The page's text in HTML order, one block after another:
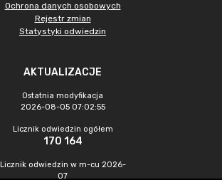
Ochrona danych osobowych
Rejestr zmian
Statystyki odwiedzin
AKTUALIZACJE
Ostatnia modyfikacja
2026-08-05 07:02:55
Licznik odwiedzin ogółem
170 164
Licznik odwiedzin w m-cu 2026-
07